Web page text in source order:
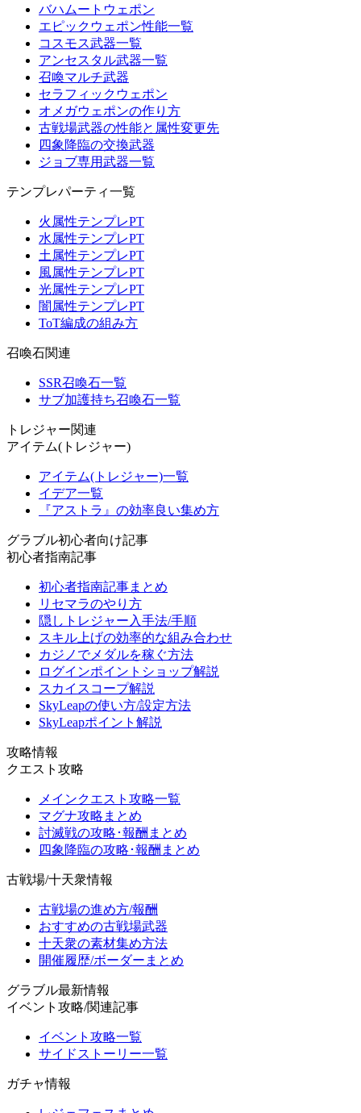
バハムートウェポン
エピックウェポン性能一覧
コスモス武器一覧
アンセスタル武器一覧
召喚マルチ武器
セラフィックウェポン
オメガウェポンの作り方
古戦場武器の性能と属性変更先
四象降臨の交換武器
ジョブ専用武器一覧
テンプレパーティ一覧
火属性テンプレPT
水属性テンプレPT
土属性テンプレPT
風属性テンプレPT
光属性テンプレPT
闇属性テンプレPT
ToT編成の組み方
召喚石関連
SSR召喚石一覧
サブ加護持ち召喚石一覧
トレジャー関連
アイテム(トレジャー)
アイテム(トレジャー)一覧
イデア一覧
『アストラ』の効率良い集め方
グラブル初心者向け記事
初心者指南記事
初心者指南記事まとめ
リセマラのやり方
隠しトレジャー入手法/手順
スキル上げの効率的な組み合わせ
カジノでメダルを稼ぐ方法
ログインポイントショップ解説
スカイスコープ解説
SkyLeapの使い方/設定方法
SkyLeapポイント解説
攻略情報
クエスト攻略
メインクエスト攻略一覧
マグナ攻略まとめ
討滅戦の攻略･報酬まとめ
四象降臨の攻略･報酬まとめ
古戦場/十天衆情報
古戦場の進め方/報酬
おすすめの古戦場武器
十天衆の素材集め方法
開催履歴/ボーダーまとめ
グラブル最新情報
イベント攻略/関連記事
イベント攻略一覧
サイドストーリー一覧
ガチャ情報